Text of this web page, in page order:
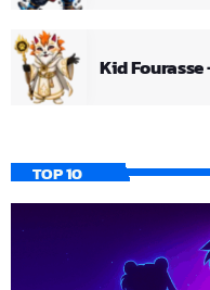
Kid Fourasse
TOP 10